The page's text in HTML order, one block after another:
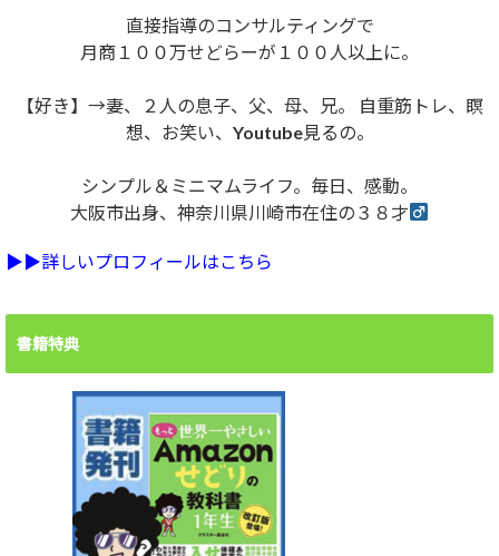
直接指導のコンサルティングで
月商１００万せどらーが１００人以上に。
【好き】→妻、２人の息子、父、母、兄。 自重筋トレ、瞑
想、お笑い、Youtube見るの。
シンプル＆ミニマムライフ。毎日、感動。
大阪市出身、神奈川県川崎市在住の３８才
▶︎▶︎詳しいプロフィールはこちら
書籍特典